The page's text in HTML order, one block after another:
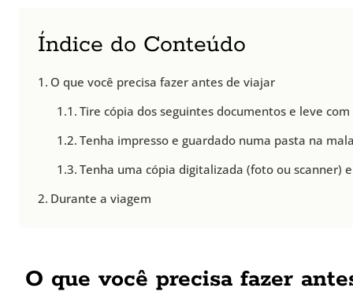
Índice do Conteúdo
O que você precisa fazer antes de viajar
Tire cópia dos seguintes documentos e leve com
Tenha impresso e guardado numa pasta na
Tenha uma cópia digitalizada (foto ou scanner)
Durante a viagem
O que você precisa fazer